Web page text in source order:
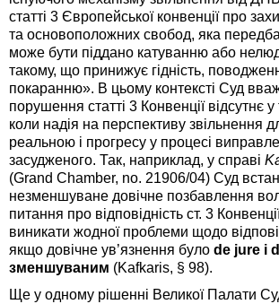
статті 3 Європейської конвенції про
та основоположних свобод, яка
може бути піддано катуванню або
такому, що принижує гідність,
покаранню». В цьому контексті Суд
порушення статті 3 Конвенції відсутнє
коли надія на перспективу звільнення
реальною і прогресу у процесі
засудженого. Так, наприклад, у справі
(Grand Chamber, no. 21906/04) Суд
незменшуване довічне позбавлення
питання про відповідність ст. 3
виникати жодної проблеми щодо
якщо довічне ув’язнення було de jure і
зменшуваним (Kafkaris, § 98).
Ще у одному рішенні Великої Палати